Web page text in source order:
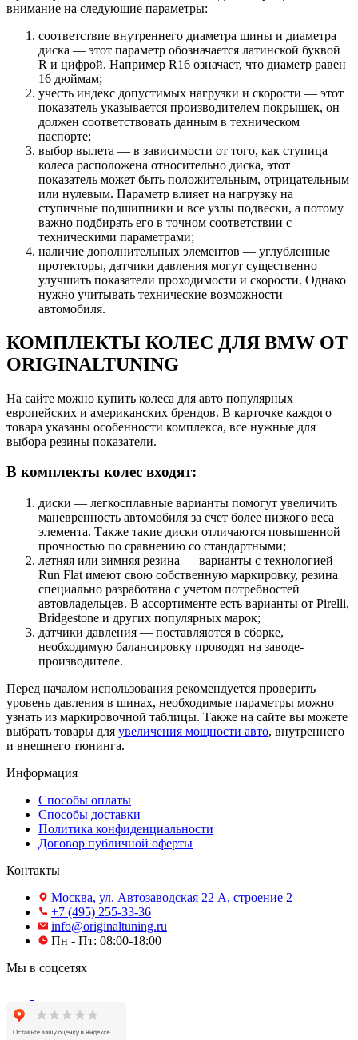
внимание на следующие параметры:
соответствие внутреннего диаметра шины и диаметра
диска — этот параметр обозначается латинской буквой
R и цифрой. Например R16 означает, что диаметр равен
16 дюймам;
учесть индекс допустимых нагрузки и скорости — этот
показатель указывается производителем покрышек, он
должен соответствовать данным в техническом
паспорте;
выбор вылета — в зависимости от того, как ступица
колеса расположена относительно диска, этот
показатель может быть положительным, отрицательным
или нулевым. Параметр влияет на нагрузку на
ступичные подшипники и все узлы подвески, а потому
важно подбирать его в точном соответствии с
техническими параметрами;
наличие дополнительных элементов — углубленные
протекторы, датчики давления могут существенно
улучшить показатели проходимости и скорости. Однако
нужно учитывать технические возможности
автомобиля.
КОМПЛЕКТЫ КОЛЕС ДЛЯ BMW ОТ
ORIGINALTUNING
На сайте можно купить колеса для авто популярных
европейских и американских брендов. В карточке каждого
товара указаны особенности комплекса, все нужные для
выбора резины показатели.
В комплекты колес входят:
диски — легкосплавные варианты помогут увеличить
маневренность автомобиля за счет более низкого веса
элемента. Также такие диски отличаются повышенной
прочностью по сравнению со стандартными;
летняя или зимняя резина — варианты c технологией
Run Flat имеют свою собственную маркировку, резина
специально разработана с учетом потребностей
автовладельцев. В ассортименте есть варианты от Pirelli,
Bridgestone и других популярных марок;
датчики давления — поставляются в сборке,
необходимую балансировку проводят на заводе-
производителе.
Перед началом использования рекомендуется проверить
уровень давления в шинах, необходимые параметры можно
узнать из маркировочной таблицы. Также на сайте вы можете
выбрать товары для увеличения мощности авто, внутреннего
и внешнего тюнинга.
Информация
Способы оплаты
Способы доставки
Политика конфиденциальности
Договор публичной оферты
Контакты
Москва, ул. Автозаводская 22 А, строение 2
+7 (495) 255-33-36
info@originaltuning.ru
Пн - Пт: 08:00-18:00
Мы в соцсетях